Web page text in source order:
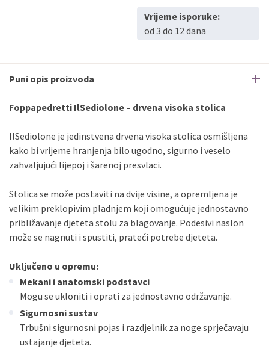
Jednokratno
Vrijeme isporuke:
od 3 do 12 dana
Puni opis proizvoda
Foppapedretti IlSediolone – drvena visoka stolica
IlSediolone je jedinstvena drvena visoka stolica osmišljena
kako bi vrijeme hranjenja bilo ugodno, sigurno i veselo
zahvaljujući lijepoj i šarenoj presvlaci.
Stolica se može postaviti na dvije visine, a opremljena je
velikim preklopivim pladnjem koji omogućuje jednostavno
približavanje djeteta stolu za blagovanje. Podesivi naslon
može se nagnuti i spustiti, prateći potrebe djeteta.
Uključeno u opremu:
Mekani i anatomski podstavci
Mogu se ukloniti i oprati za jednostavno održavanje.
Sigurnosni sustav
Trbušni sigurnosni pojas i razdjelnik za noge sprječavaju
ustajanje djeteta.